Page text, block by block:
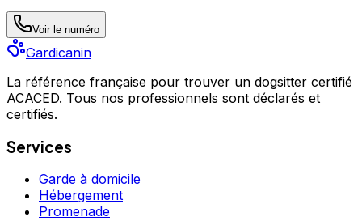
Voir le numéro
Gardicanin
La référence française pour trouver un dogsitter certifié
ACACED. Tous nos professionnels sont déclarés et
certifiés.
Services
Garde à domicile
Hébergement
Promenade